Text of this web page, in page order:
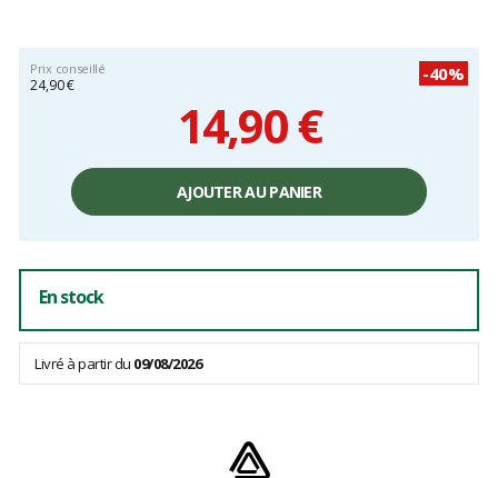
Prix conseillé
24,90 €
-40%
14,90 €
unitaire,
AJOUTER AU PANIER
En stock
Livré à partir du 09/08/2026